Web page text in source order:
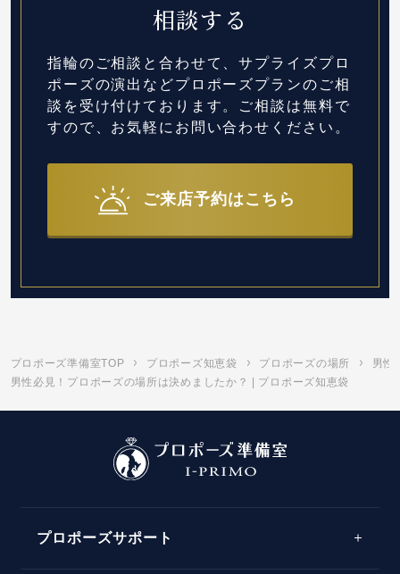
相談する
指輪のご相談と合わせて、サプライズプロ
ポーズの演出などプロポーズプランのご相
談を受け付けております。 ご相談は無料で
すので、お気軽にお問い合わせください。
ご来店予約はこちら
プロポーズ準備室TOP プロポーズ知恵袋 プロポーズの場所
男性
男性必見！プロポーズの場所は決めましたか？ | プロポーズ知恵袋
プロポーズサポート